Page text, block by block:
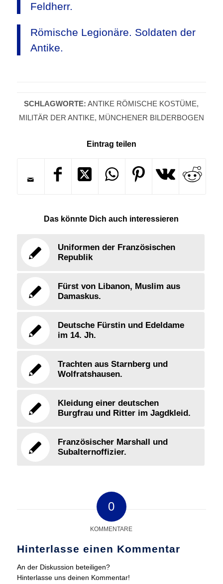
Feldherr.
Römische Legionäre. Soldaten der
Antike.
SCHLAGWORTE: ANTIKE RÖMISCHE KOSTÜME,
MILITÄR DER ANTIKE, MÜNCHENER BILDERBOGEN
Eintrag teilen
Das könnte Dich auch interessieren
Uniformen der Französischen
Republik
Fürst von Libanon, Muslim aus
Damaskus.
Deutsche Fürstin und Edeldame
im 14. Jh.
Trachten aus Starnberg und
Wolfratshausen.
Kleidung einer deutschen
Burgfrau und Ritter im Jagdkleid.
Französischer Marshall und
Subalternoffizier.
0
KOMMENTARE
Hinterlasse einen Kommentar
An der Diskussion beteiligen?
Hinterlasse uns deinen Kommentar!